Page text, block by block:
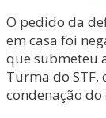
O pedido da
em casa foi
que submeteu
Turma do STF,
condenação